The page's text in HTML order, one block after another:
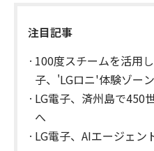
注目記事
100度スチームを活用
子、'LGロニ'体験ゾー
LG電子、済州島で450
へ
LG電子、AIエージェン